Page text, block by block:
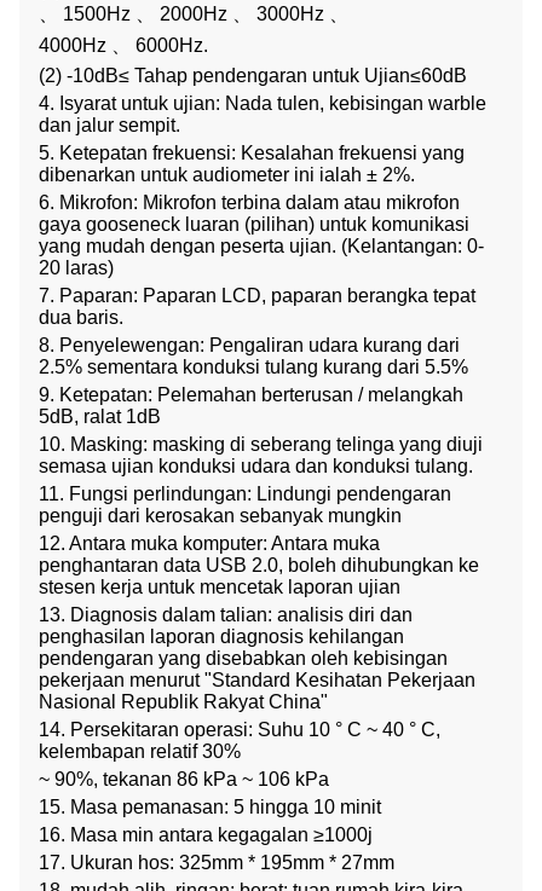
、 1500Hz 、 2000Hz 、 3000Hz 、
4000Hz 、 6000Hz.
(2) -10dB≤ Tahap pendengaran untuk Ujian≤60dB
4. Isyarat untuk ujian: Nada tulen, kebisingan warble
dan jalur sempit.
5. Ketepatan frekuensi: Kesalahan frekuensi yang
dibenarkan untuk audiometer ini ialah ± 2%.
6. Mikrofon: Mikrofon terbina dalam atau mikrofon
gaya gooseneck luaran (pilihan) untuk komunikasi
yang mudah dengan peserta ujian. (Kelantangan: 0-
20 laras)
7. Paparan: Paparan LCD, paparan berangka tepat
dua baris.
8. Penyelewengan: Pengaliran udara kurang dari
2.5% sementara konduksi tulang kurang dari 5.5%
9. Ketepatan: Pelemahan berterusan / melangkah
5dB, ralat 1dB
10. Masking: masking di seberang telinga yang diuji
semasa ujian konduksi udara dan konduksi tulang.
11. Fungsi perlindungan: Lindungi pendengaran
penguji dari kerosakan sebanyak mungkin
12. Antara muka komputer: Antara muka
penghantaran data USB 2.0, boleh dihubungkan ke
stesen kerja untuk mencetak laporan ujian
13. Diagnosis dalam talian: analisis diri dan
penghasilan laporan diagnosis kehilangan
pendengaran yang disebabkan oleh kebisingan
pekerjaan menurut "Standard Kesihatan Pekerjaan
Nasional Republik Rakyat China"
14. Persekitaran operasi: Suhu 10 ° C ~ 40 ° C,
kelembapan relatif 30%
~ 90%, tekanan 86 kPa ~ 106 kPa
15. Masa pemanasan: 5 hingga 10 minit
16. Masa min antara kegagalan ≥1000j
17. Ukuran hos: 325mm * 195mm * 27mm